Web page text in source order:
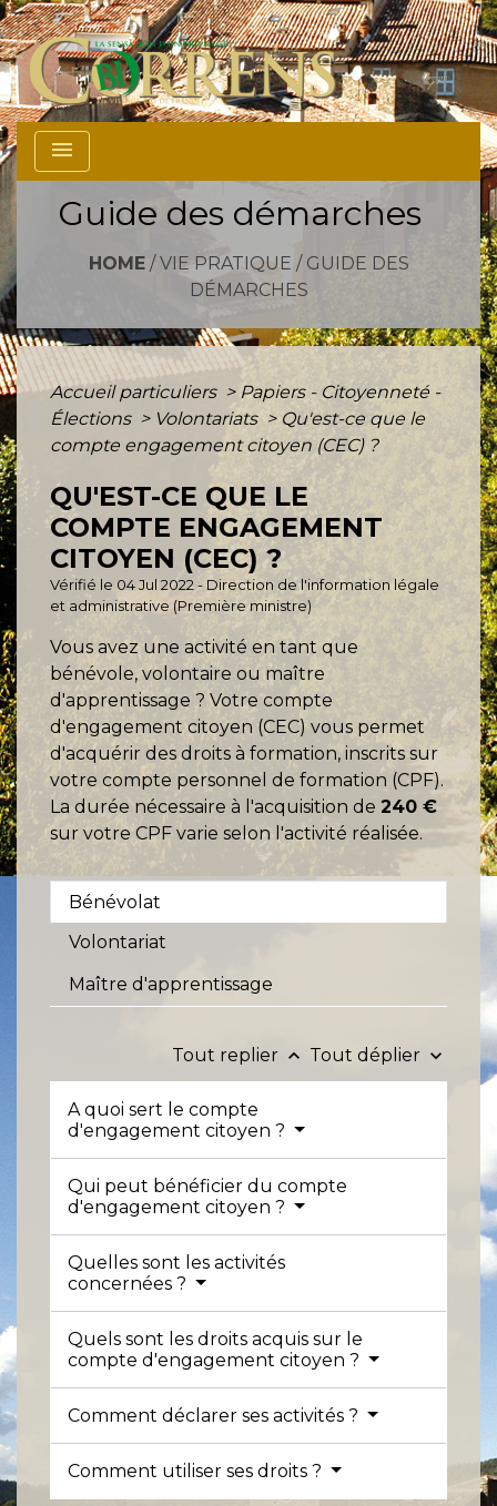
menu
Guide des démarches
HOME/ VIE PRATIQUE / GUIDE DES
DÉMARCHES
Accueil particuliers > Papiers - Citoyenneté -
Élections > Volontariats > Qu'est-ce que le
compte engagement citoyen (CEC) ?
QU'EST-CE QUE LE
COMPTE ENGAGEMENT
CITOYEN (CEC) ?
Vérifié le 04 Jul 2022 - Direction de l'information légale
et administrative (Première ministre)
Vous avez une activité en tant que
bénévole, volontaire ou maître
d'apprentissage ? Votre compte
d'engagement citoyen (CEC) vous permet
d'acquérir des droits à formation, inscrits sur
votre compte personnel de formation (CPF).
La durée nécessaire à l'acquisition de 240 €
sur votre CPF varie selon l'activité réalisée.
Bénévolat
Volontariat
Maître d'apprentissage
Tout replier keyboard_arrow_up Tout déplier keyboard_arrow_down
A quoi sert le compte
d'engagement citoyen ?
Qui peut bénéficier du compte
d'engagement citoyen ?
Quelles sont les activités
concernées ?
Quels sont les droits acquis sur le
compte d'engagement citoyen ?
Comment déclarer ses activités ?
Comment utiliser ses droits ?